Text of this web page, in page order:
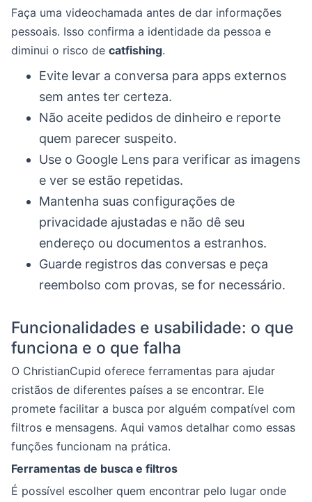
Faça uma videochamada antes de dar informações
pessoais. Isso confirma a identidade da pessoa e
diminui o risco de catfishing.
Evite levar a conversa para apps externos
sem antes ter certeza.
Não aceite pedidos de dinheiro e reporte
quem parecer suspeito.
Use o Google Lens para verificar as imagens
e ver se estão repetidas.
Mantenha suas configurações de
privacidade ajustadas e não dê seu
endereço ou documentos a estranhos.
Guarde registros das conversas e peça
reembolso com provas, se for necessário.
Funcionalidades e usabilidade: o que
funciona e o que falha
O ChristianCupid oferece ferramentas para ajudar
cristãos de diferentes países a se encontrar. Ele
promete facilitar a busca por alguém compatível com
filtros e mensagens. Aqui vamos detalhar como essas
funções funcionam na prática.
Ferramentas de busca e filtros
É possível escolher quem encontrar pelo lugar onde